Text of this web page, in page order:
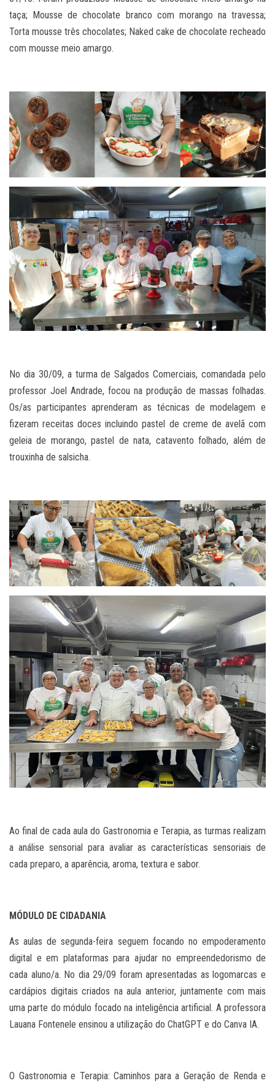
taça; Mousse de chocolate branco com morango na travessa;
Torta mousse três chocolates; Naked cake de chocolate recheado
com mousse meio amargo.
No dia 30/09, a turma de Salgados Comerciais, comandada pelo
professor Joel Andrade, focou na produção de massas folhadas.
Os/as participantes aprenderam as técnicas de modelagem e
fizeram receitas doces incluindo pastel de creme de avelã com
geleia de morango, pastel de nata, catavento folhado, além de
trouxinha de salsicha.
Ao final de cada aula do Gastronomia e Terapia, as turmas realizam
a análise sensorial para avaliar as características sensoriais de
cada preparo, a aparência, aroma, textura e sabor.
MÓDULO DE CIDADANIA
As aulas de segunda-feira seguem focando no empoderamento
digital e em plataformas para ajudar no empreendedorismo de
cada aluno/a. No dia 29/09 foram apresentadas as logomarcas e
cardápios digitais criados na aula anterior, juntamente com mais
uma parte do módulo focado na inteligência artificial. A professora
Lauana Fontenele ensinou a utilização do ChatGPT e do Canva IA.
O Gastronomia e Terapia: Caminhos para a Geração de Renda e